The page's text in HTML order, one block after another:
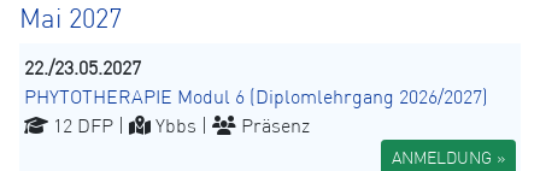
Mai 2027
22./23.05.2027
PHYTOTHERAPIE Modul 6 (Diplomlehrgang 2026/2027)
12 DFP |
Ybbs | Präsenz
ANMELDUNG »